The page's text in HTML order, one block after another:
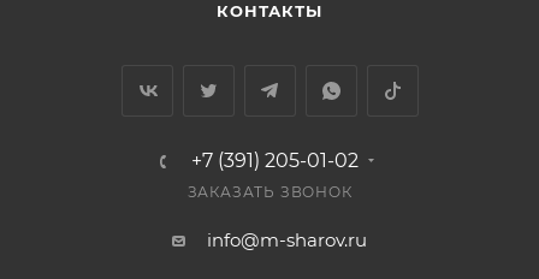
КОНТАКТЫ
+7 (391) 205-01-02
ЗАКАЗАТЬ ЗВОНОК
info@m-sharov.ru